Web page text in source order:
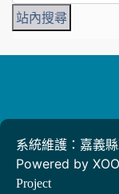
系統維護：嘉義
Powered by
Project